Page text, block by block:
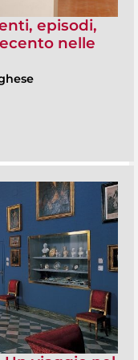
episodi,
nelle